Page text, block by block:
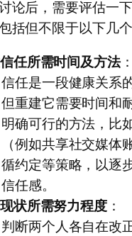
论后，需要评估一
括但不限于以下几个
任所需时间及方法：
信任是一段健康关系
但重建它需要时间和
明确可行的方法，比
（例如共享社交媒体
循约定等策略，以逐
信任感。
状所需努力程度 ：
判断两个人各自在改